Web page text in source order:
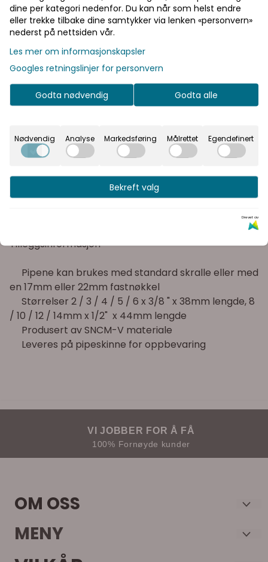
På lager: 2
Rask levering
Skrue uttrekker sett 3/8" og 1/2" 9 deler 5967
Et nødvendigskrueuttrekkersett med3/8"og 1/2"
Tilleggsinformasjon
Pipene kan brukes med standard skralle eller med
en 17mm eller 22mm fastnøkkel
Størrelser 2 / 3 / 4 / 5 / 6 x 3/8 " x 38mm lengde,8
/ 10 / 12 / 14mm x 1/2" x 44mm lengde
Produsert avSNCM-V materiale
Leveres på pipeskinne for oppbevaring
VI JOBBER FOR Å FÅ
100% Fornøyde kunder
OM OSS
MENY
Frakt og retur
Priser inkl. eller
ekskl. mva
velge om du vil se
prisene med eller uten
moms.
Inkl.
Ekskl.
dine per kategori nedenfor. Du kan når som helst endre
eller trekke tilbake dine samtykker via lenken «personvern»
nederst på nettsiden vår.
Les mer om informasjonskapsler
Googles retningslinjer for personvern
Godta nødvendig Godta alle
Nødvendig Analyse Markedsføring Målrettet Egendefinert
Bekreft valg
Drevet av